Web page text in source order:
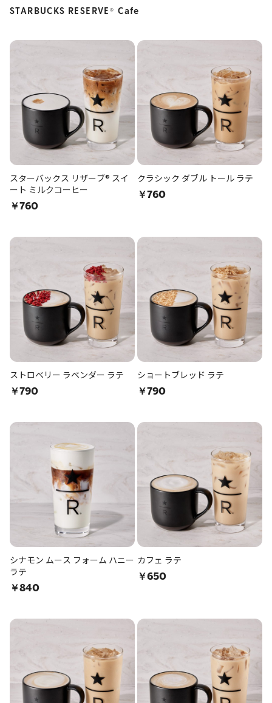
STARBUCKS RESERVE ® Cafe
スターバックス リザーブ® スイ
ート ミルクコーヒー
￥760
クラシック ダブル トール ラテ
￥760
ストロベリー ラベンダー ラテ
￥790
ショートブレッド ラテ
￥790
シナモン ムース フォーム ハニー
ラテ
￥840
カフェ ラテ
￥650